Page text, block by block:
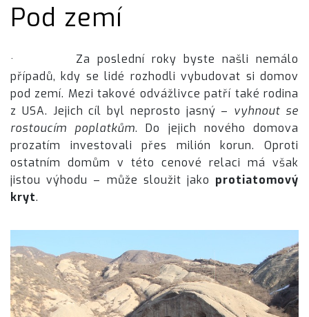
Pod zemí
· Za poslední roky byste našli nemálo
případů, kdy se lidé rozhodli vybudovat si domov
pod zemí. Mezi takové odvážlivce patří také rodina
z USA. Jejich cíl byl neprosto jasný – vyhnout se
rostoucím poplatkům. Do jejich nového domova
prozatím investovali přes milión korun. Oproti
ostatním domům v této cenové relaci má však
jistou výhodu – může sloužit jako protiatomový
kryt.